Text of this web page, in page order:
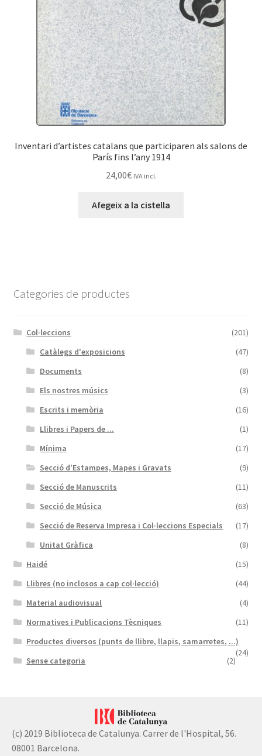
Inventari d’artistes catalans que participaren als salons de
París fins l’any 1914
24,00€ IVA incl.
Afegeix a la cistella
Categories de productes
Col·leccions
(201)
Catàlegs d'exposicions
(47)
Documents
(8)
Els nostres músics
(3)
Escrits i memòria
(16)
Llibres i Papers de ...
(1)
Mínima
(17)
Secció d'Estampes, Mapes i Gravats
(9)
Secció de Manuscrits
(11)
Secció de Música
(63)
Secció de Reserva Impresa i Col·leccions Especials
(17)
Unitat Gràfica
(8)
Haidé
(15)
Llibres (no inclosos a cap col·lecció)
(44)
Material audiovisual
(4)
Normatives i Publicacions Tècniques
(11)
Productes diversos (punts de llibre, llapis, samarretes, ...)
(24)
Sense categoria (2)
(c) 2019 Biblioteca de Catalunya. Carrer de l'Hospital, 56.
08001 Barcelona.